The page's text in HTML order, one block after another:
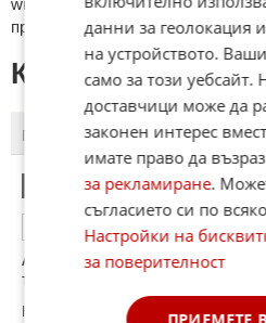
премахнати.
КОМЕНТАРИ КЪМ
ПОСЛЕДНИ ПЪРВИ
Копейка в шок
Аз пък си искам старите
таралясници.
Коментиран от #6
данни за геолокация
на устройството.
само за този уебсайт.
доставчици може да
законен интерес
имате право да
за рекламиране.
съгласието си по
Настройки на
за поверителност